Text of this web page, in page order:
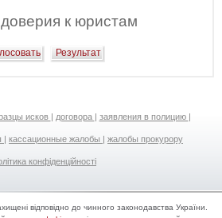
к юристам
исков договора заявления в полицию
кассационные жалобы жалобы прокурору
конфіденційності
відповідно до чинного законодавства України.